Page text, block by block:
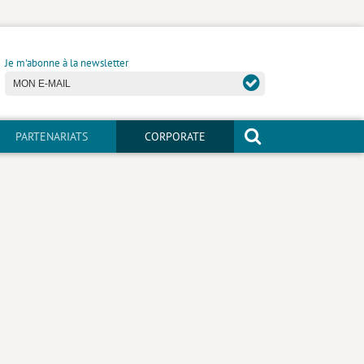
Je m'abonne à la newsletter
PARTENARIATS CORPORATE